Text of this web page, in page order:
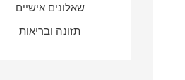
שאלונים אישיים
תזונה ובריאות